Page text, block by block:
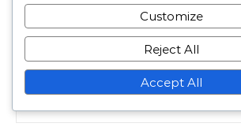
検索
Customize
Reject All
Accept All